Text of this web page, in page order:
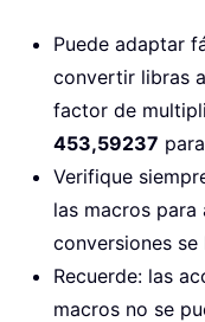
Puede adaptar
convertir libras
factor de
453,59237
Verifique
las macros para
conversiones
Recuerde: las
macros no se